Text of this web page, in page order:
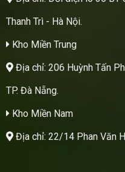
Thanh Trì - Hà Nội.
Kho Miền Trung
Địa chỉ: 206 Huỳnh Tấn
TP. Đà Nẵng.
Kho Miền Nam
Địa chỉ: 22/14 Phan Văn